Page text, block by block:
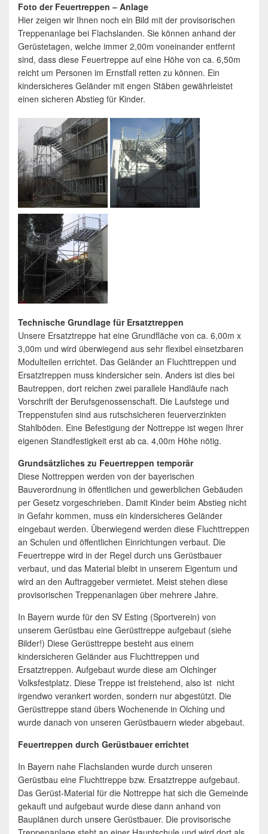
Foto der Feuertreppen – Anlage
Hier zeigen wir Ihnen noch ein Bild mit der provisorischen
Treppenanlage bei Flachslanden. Sie können anhand der
Gerüstetagen, welche immer 2,00m voneinander entfernt
sind, dass diese Feuertreppe auf eine Höhe von ca. 6,50m
reicht um Personen im Ernstfall retten zu können. Ein
kindersicheres Geländer mit engen Stäben gewährleistet
einen sicheren Abstieg für Kinder.
Technische Grundlage für Ersatztreppen
Unsere Ersatztreppe hat eine Grundfläche von ca. 6,00m x
3,00m und wird überwiegend aus sehr flexibel einsetzbaren
Modulteilen errichtet. Das Geländer an Fluchttreppen und
Ersatztreppen muss kindersicher sein. Anders ist dies bei
Bautreppen, dort reichen zwei parallele Handläufe nach
Vorschrift der Berufsgenossenschaft. Die Laufstege und
Treppenstufen sind aus rutschsicheren feuerverzinkten
Stahlböden. Eine Befestigung der Nottreppe ist wegen Ihrer
eigenen Standfestigkeit erst ab ca. 4,00m Höhe nötig.
Grundsätzliches zu Feuertreppen temporär
Diese Nottreppen werden von der bayerischen
Bauverordnung in öffentlichen und gewerblichen Gebäuden
per Gesetz vorgeschrieben. Damit Kinder beim Abstieg nicht
in Gefahr kommen, muss ein kindersicheres Geländer
eingebaut werden. Überwiegend werden diese Fluchttreppen
an Schulen und öffentlichen Einrichtungen verbaut. Die
Feuertreppe wird in der Regel durch uns Gerüstbauer
verbaut, und das Material bleibt in unserem Eigentum und
wird an den Auftraggeber vermietet. Meist stehen diese
provisorischen Treppenanlagen über mehrere Jahre.
In Bayern wurde für den SV Esting (Sportverein) von
unserem Gerüstbau eine Gerüsttreppe aufgebaut (siehe
Bilder!) Diese Gerüsttreppe besteht aus einem
kindersicheren Geländer aus Fluchttreppen und
Ersatztreppen. Aufgebaut wurde diese am Olchinger
Volksfestplatz. Diese Treppe ist freistehend, also ist nicht
irgendwo verankert worden, sondern nur abgestützt. Die
Gerüsttreppe stand übers Wochenende in Olching und
wurde danach von unseren Gerüstbauern wieder abgebaut.
Feuertreppen durch Gerüstbauer errichtet
In Bayern nahe Flachslanden wurde durch unseren
Gerüstbau eine Fluchttreppe bzw. Ersatztreppe aufgebaut.
Das Gerüst-Material für die Nottreppe hat sich die Gemeinde
gekauft und aufgebaut wurde diese dann anhand von
Bauplänen durch unsere Gerüstbauer. Die provisorische